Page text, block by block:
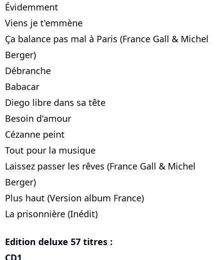
Évidemment
Viens je t'emmène
Ça balance pas mal à Paris (France Gall & Michel
Berger)
Débranche
Babacar
Diego libre dans sa tête
Besoin d'amour
Cézanne peint
Tout pour la musique
Laissez passer les rêves (France Gall & Michel
Berger)
Plus haut (Version album France)
La prisonnière (Inédit)
Edition deluxe 57 titres :
CD1